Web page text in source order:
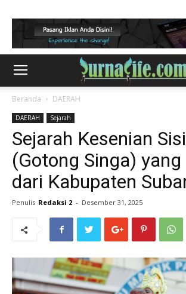
Beranda DAERAH
DAERAH Sejarah
Sejarah Kesenian
(Gotong Singa) yang
dari Kabupaten
Penulis Redaksi 2 - Desember 31, 2025